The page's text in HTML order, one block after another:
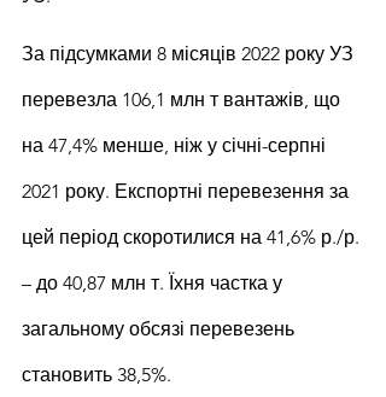
За підсумками 8 місяців 2022 року УЗ
перевезла 106,1 млн т вантажів, що
на 47,4% менше, ніж у січні-серпні
2021 року. Експортні перевезення за
цей період скоротилися на 41,6% р./р.
– до 40,87 млн т. Їхня частка у
загальному обсязі перевезень
становить 38,5%.